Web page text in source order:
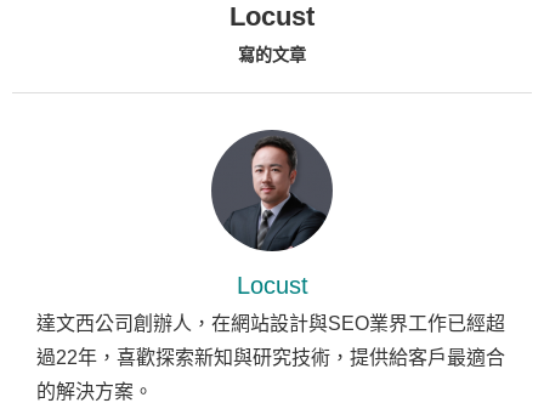
Locust
寫的文章
Locust
達文西公司創辦人，在網站設計與SEO業界工作已經超
過22年，喜歡探索新知與研究技術，提供給客戶最適合
的解決方案。